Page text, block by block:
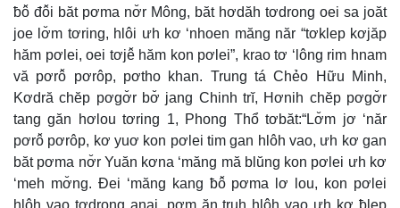
ƀô̆ đô̆i băt pơma nơ̆r Mông, băt hơdăh tơdrong oei sa joăt
joe lơ̆m tơring, hlôi ưh kơ ‘nhoen măng năr “tơklep kơjăp
hăm pơlei, oei tơjê̆ hăm kon pơlei”, krao tơ ‘lông rim hnam
vă pơrô̆ pơrôp, pơtho khan. Trung tá Chẻo Hữu Minh,
Kơdră chĕp pơgơ̆r bơ̆ jang Chinh trĭ, Hơnih chĕp pơgơ̆r
tang găn hơlou tơring 1, Phong Thổ tơbăt:“Lơ̆m jơ ‘năr
pơrô̆ pơrôp, kơ yuơ kon pơlei tim gan hlôh vao, ưh kơ gan
băt pơma nơ̆r Yuăn kơna ‘măng mă blŭng kon pơlei ưh kơ
‘meh mơ̆ng. Đei ‘măng kang ƀô̆ pơma lơ lou, kon pơlei